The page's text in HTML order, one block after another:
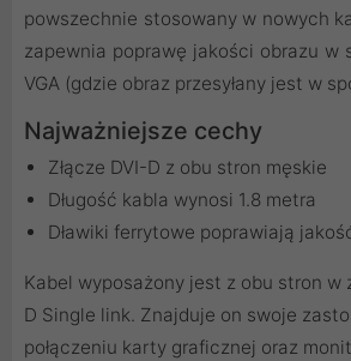
powszechnie stosowany w nowych
zapewnia poprawę jakości obrazu w
VGA (gdzie obraz przesyłany jest w
Najważniejsze cechy
Złącze DVI-D z obu stron męskie
Długość kabla wynosi 1.8 metra
Dławiki ferrytowe poprawiają
Kabel wyposażony jest z obu stron w
D Single link. Znajduje on swoje
połączeniu karty graficznej oraz